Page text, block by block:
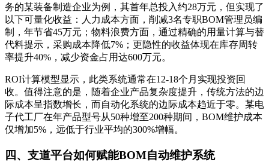
务的某装备制造企业为例，其首年总投入约28万元，但实现了
以下可量化收益：人力成本方面，削减3名专职BOM管理员编
制，年节省45万元；物料浪费方面，通过精确的用量计算与替
代料提示，采购成本降低7%；更隐性的收益体现在库存周转
率提升40%，减少资金占用达600万元。
ROI计算模型显示，此类系统通常在12-18个月实现投资回
收。值得注意的是，随着企业产品复杂度提升，传统方法的边
际成本呈指数增长，而自动化系统的边际成本趋近于零。某电
子代工厂在年产品型号从50种增至200种期间，BOM维护成本
仅增加5%，远低于行业平均的300%增幅。
四、支道平台如何赋能BOM自动维护系统